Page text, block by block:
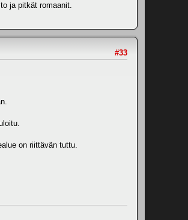
ja pitkät romaanit.
#33
on riittävän tuttu.